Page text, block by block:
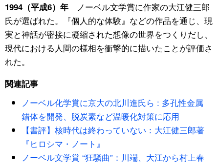
科学・技術
暮らし
スポーツ・東京2020
Books
Cinema
Topics
Images
People
東京
1994（平成6）年ノーベル文学賞に作家の大江健三郎
氏が選ばれた。『個人的な体験』などの作品を通じ、現
実と神話が密接に凝縮された想像の世界をつくりだし、
現代における人間の様相を衝撃的に描いたことが評価さ
れた。
関連記事
ノーベル化学賞に京大の北川進氏ら : 多孔性金属
錯体を開発、脱炭素など温暖化対策に応用
【書評】核時代は終わっていない：大江健三郎著
『ヒロシマ・ノート』
ノーベル文学賞 “狂騒曲”：川端、大江から村上春